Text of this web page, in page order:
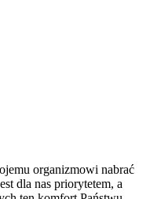
organizmowi nabrać
dla nas priorytetem, a